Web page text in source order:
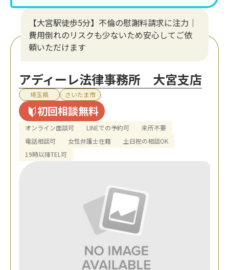
【大宮駅徒歩5分】不倫の慰謝料請求に注力│
費用倒れのリスクも少ないため安心してご依
頼いただけます
アディーレ法律事務所 大宮支店
埼玉県 さいたま市
初回相談無料
オンライン面談可 LINEでの予約可
来所不要
電話相談可
女性弁護士在籍
土日祝の相談OK
19時以降TEL可